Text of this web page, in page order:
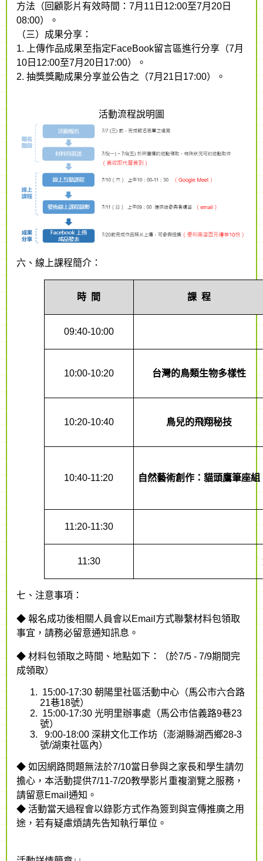
方法（回顧影片有效時間：7月11日12:00至7月20日
08:00）。
（三）成果分享：
1. 上傳作品成果至指定FaceBook留言區進行分享（7月
10日12:00至7月20日17:00）。
2. 抽獎獎勵成果分享並公告之（7月21日17:00）。
活動流程說明圖
六、線上課程簡介：
時 間 課 程
09:40-10:00
10:00-10:20 台灣的鳥類生物多樣性
10:20-10:40 鳥兒的飛翔秘技
10:40-11:20 自然藝術創作：貓頭鷹筆座組
11:20-11:30
11:30
七、注意事項：
◆ 報名成功後相關人員會以Email方式聯繫材料包領取
事宜，請務必留意通知訊息。
◆ 材料包領取之時間、地點如下：（於7/5 - 7/9期間完
成領取）
15:00-17:30 朝陽里社區活動中心（馬公市六合路
21巷18號）
15:00-17:30 光明里辦事處（馬公市信義路9巷23
號）
9:00-18:00 深耕文化工作坊（澎湖縣湖西鄉28-3
號/湖東社區內）
◆ 如因網路問題無法於7/10當日參與之家長和學生請勿
擔心，本活動提供7/11-7/20教學影片重複瀏覽之服務，
請留意Email通知。
◆ 活動當天過程會以錄影方式作為簽到與宣傳推廣之用
途，若有疑慮煩請先告知執行單位。